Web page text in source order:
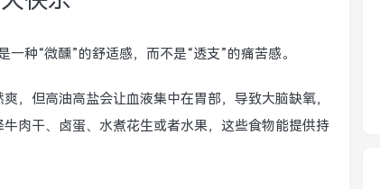
种“微醺”的舒适感，而不是“透支”的痛苦感。
，但高油高盐会让血液集中在胃部，导致大脑缺氧，
肉干、卤蛋、水煮花生或者水果，这些食物能提供持